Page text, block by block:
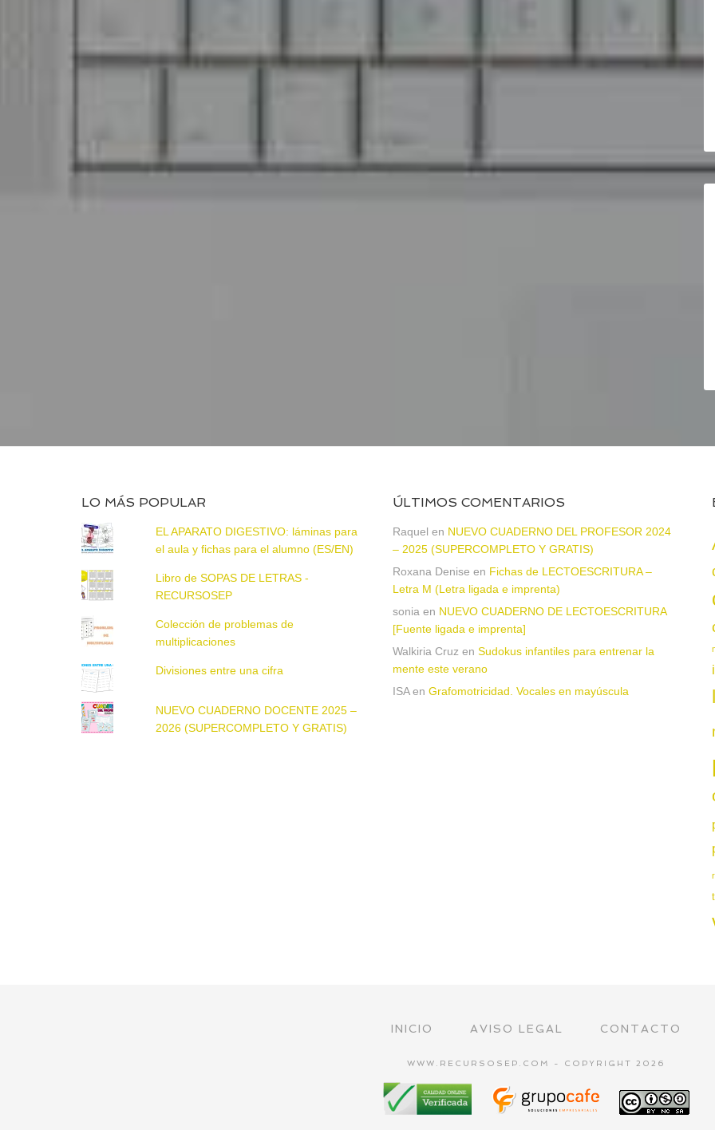
LO MÁS POPULAR
EL APARATO DIGESTIVO: láminas para
el aula y fichas para el alumno (ES/EN)
Libro de SOPAS DE LETRAS -
RECURSOSEP
Colección de problemas de
multiplicaciones
Divisiones entre una cifra
NUEVO CUADERNO DOCENTE 2025 –
2026 (SUPERCOMPLETO Y GRATIS)
ÚLTIMOS COMENTARIOS
Raquel en NUEVO CUADERNO DEL PROFESOR 2024
– 2025 (SUPERCOMPLETO Y GRATIS)
Roxana Denise en Fichas de LECTOESCRITURA –
Letra M (Letra ligada e imprenta)
sonia en NUEVO CUADERNO DE LECTOESCRITURA
[Fuente ligada e imprenta]
Walkiria Cruz en Sudokus infantiles para entrenar la
mente este verano
ISAen Grafomotricidad. Vocales en mayúscula
INICIO AVISO LEGAL CONTACTO
WWW.RECURSOSEP.COM - COPYRIGHT 2026